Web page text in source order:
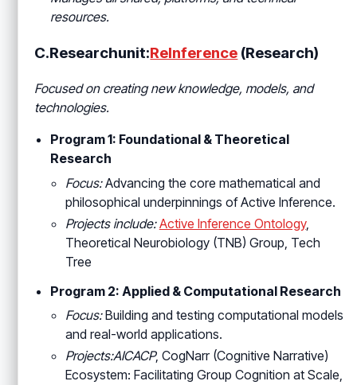
resources.
C.Researchunit:ReInference (Research)
Focused on creating new knowledge, models, and
technologies.
Program 1: Foundational & Theoretical
Research
Focus:Advancing the core mathematical and
philosophical underpinnings of Active Inference.
Projects include: Active Inference Ontology,
Theoretical Neurobiology (TNB) Group, Tech
Tree
Program 2: Applied & Computational Research
Focus:Building and testing computational models
and real-world applications.
Projects:AICACP, CogNarr (Cognitive Narrative)
Ecosystem: Facilitating Group Cognition at Scale,